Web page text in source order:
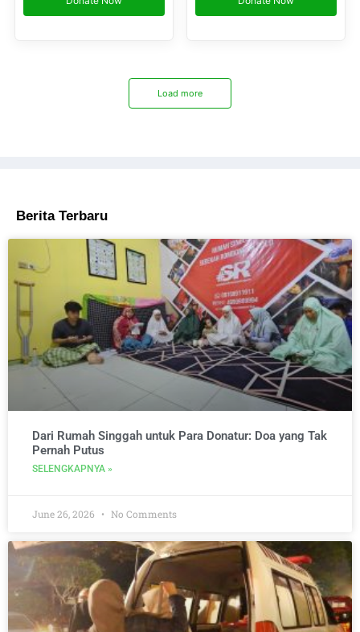
Load more
Berita Terbaru
Dari Rumah Singgah untuk Para Donatur: Doa yang Tak
Pernah Putus
SELENGKAPNYA »
June 26, 2026 No Comments